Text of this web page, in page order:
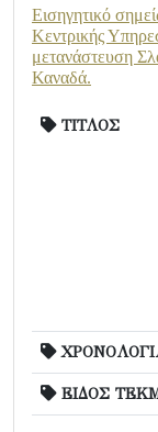
Εισηγητικό
Κεντρικής
μετανάστευση
Καναδά.
ΤΙΤΛΟΣ
ΕΙΔΟΣ